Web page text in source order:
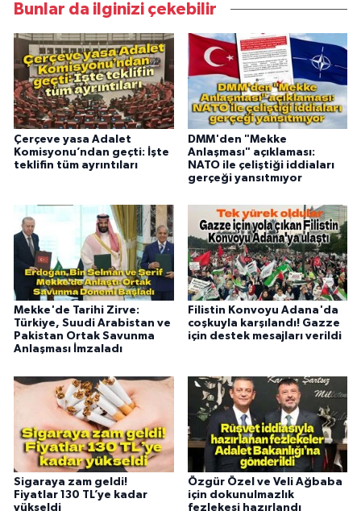
Bunlar da ilginizi çekebilir
Çerçeve yasa Adalet
Komisyonu’ndan geçti: İşte
teklifin tüm ayrıntıları
DMM'den "Mekke
Anlaşması" açıklaması:
NATO ile çeliştiği iddiaları
gerçeği yansıtmıyor
Mekke'de Tarihi Zirve:
Türkiye, Suudi Arabistan ve
Pakistan Ortak Savunma
Anlaşması İmzaladı
Filistin Konvoyu Adana'da
coşkuyla karşılandı! Gazze
için destek mesajları verildi
Sigaraya zam geldi!
Fiyatlar 130 TL’ye kadar
yükseldi
Özgür Özel ve Veli Ağbaba
için dokunulmazlık
fezlekesi hazırlandı